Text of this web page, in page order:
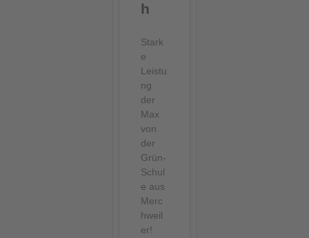
h
Stark
e
Leistu
ng
der
Max
von
der
Grün-
Schul
e aus
Merc
hweil
er!